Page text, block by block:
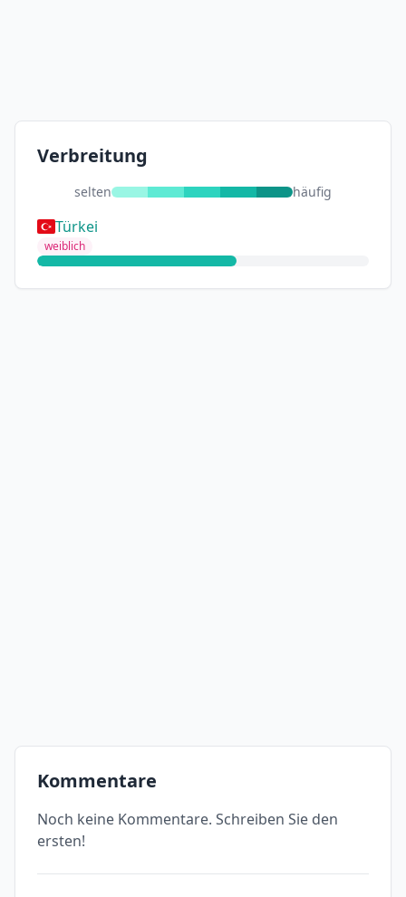
Verbreitung
selten häufig
Türkei
weiblich
Kommentare
Noch keine Kommentare. Schreiben Sie den
ersten!